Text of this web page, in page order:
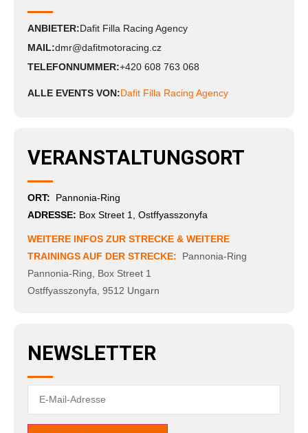
ANBIETER:Dafit Filla Racing Agency
MAIL:dmr@dafitmotoracing.cz
TELEFONNUMMER:+420 608 763 068
ALLE EVENTS VON:Dafit Filla Racing Agency
VERANSTALTUNGSORT
ORT: Pannonia-Ring
ADRESSE: Box Street 1, Ostffyasszonyfa
WEITERE INFOS ZUR STRECKE & WEITERE
TRAININGS AUF DER STRECKE: Pannonia-Ring
Pannonia-Ring
Box Street 1
Ostffyasszonyfa 9512 Ungarn
NEWSLETTER